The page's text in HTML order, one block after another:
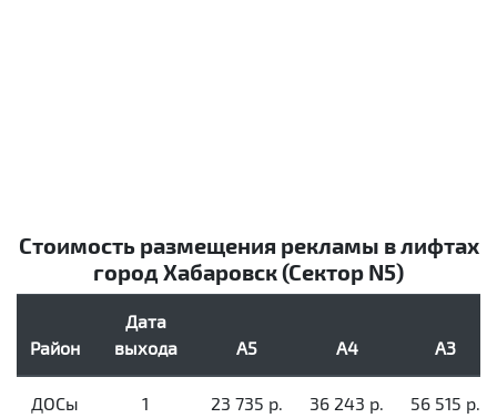
Стоимость размещения рекламы в лифтах
город Хабаровск (Сектор N5)
Район
Дата
выхода
А5 А4 А3
ДОСы
1
23 735 р. 36 243 р. 56 515 р.